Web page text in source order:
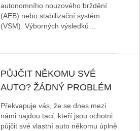
autonomního nouzového brždění
(AEB) nebo stabilizační systém
(VSM). Výborných výsledků…
PŮJČIT NĚKOMU SVÉ
AUTO? ŽÁDNÝ PROBLÉM
Překvapuje vás, že se dnes mezi
námi najdou tací, kteří jsou ochotni
půjčit své vlastní auto někomu úplně